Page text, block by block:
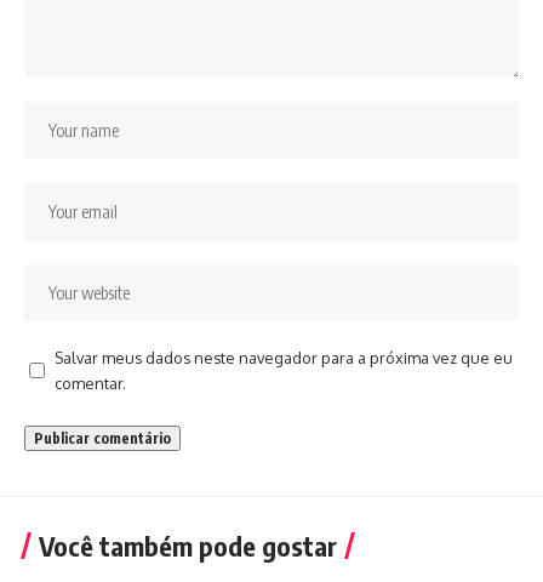
Salvar meus dados neste navegador para a próxima vez que eu
comentar.
Você também pode gostar